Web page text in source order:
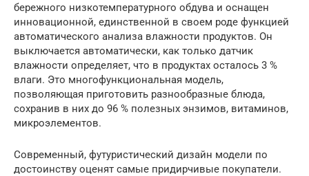
бережного низкотемпературного обдува и оснащен
инновационной, единственной в своем роде функцией
автоматического анализа влажности продуктов. Он
выключается автоматически, как только датчик
влажности определяет, что в продуктах осталось 3 %
влаги. Это многофункциональная модель,
позволяющая приготовить разнообразные блюда,
сохранив в них до 96 % полезных энзимов, витаминов,
микроэлементов.
Современный, футуристический дизайн модели по
достоинству оценят самые придирчивые покупатели.